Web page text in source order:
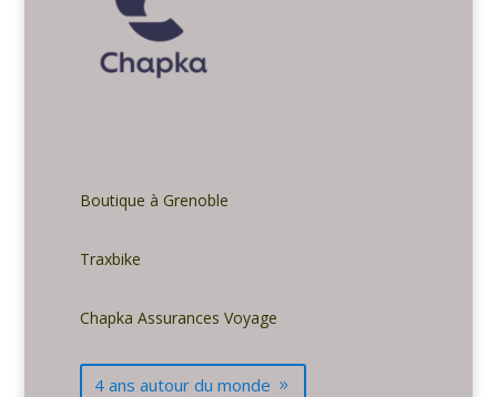
Boutique à Grenoble
Traxbike
Chapka Assurances Voyage
4 ans autour du monde